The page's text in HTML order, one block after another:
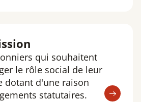
qui souhaitent
le rôle social de leur
dotant d'une raison
statutaires.